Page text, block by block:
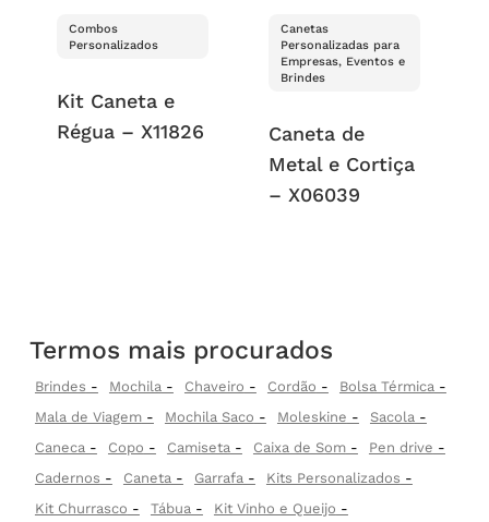
Combos
Personalizados
Kit Caneta e
Régua – X11826
Canetas
Personalizadas para
Empresas, Eventos e
Brindes
Caneta de
Metal e Cortiça
– X06039
Termos mais procurados
Brindes Mochila Chaveiro Cordão
Bolsa Térmica
Mala de Viagem
Mochila Saco Moleskine
Sacola
Caneca
Copo Camiseta Caixa de Som
Pen drive
Cadernos
Caneta Garrafa
Kits Personalizados
Kit Churrasco
Tábua
Kit Vinho e Queijo